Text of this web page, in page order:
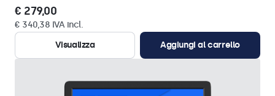
€ 279,00
€ 340,38 IVA incl.
Visualizza
Aggiungi al carrello